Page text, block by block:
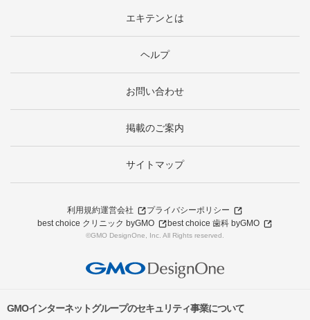
エキテンとは
ヘルプ
お問い合わせ
掲載のご案内
サイトマップ
利用規約運営会社
プライバシーポリシー
best choice クリニック byGMO
best choice 歯科 byGMO
©GMO DesignOne, Inc. All Rights reserved.
GMOインターネットグループのセキュリティ事業について